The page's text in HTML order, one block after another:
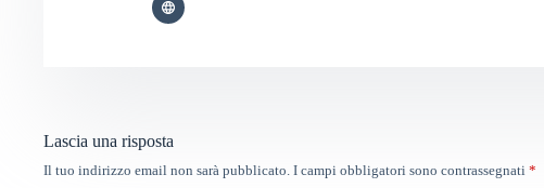
Lascia una risposta
Il tuo indirizzo email non sarà pubblicato. I campi obbligatori sono contrassegnati *